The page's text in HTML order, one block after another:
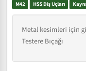
M42 HSS Diş Uçları
Metal kesimleri için
Testere Bıçağı